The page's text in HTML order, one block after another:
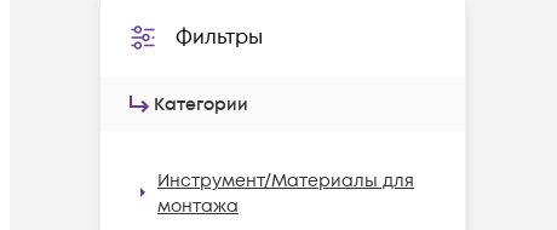
Фильтры
Категории
Инструмент/Материалы для
монтажа